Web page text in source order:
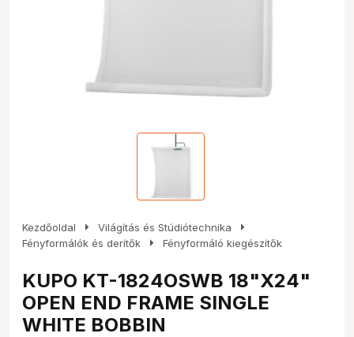
Kezdőoldal arrow_right Világítás és Stúdiótechnika arrow_right
Fényformálók és derítők arrow_right Fényformáló kiegészítők
KUPO KT-1824OSWB 18"X24"
OPEN END FRAME SINGLE
WHITE BOBBIN